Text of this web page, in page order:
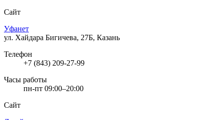
Сайт
Уфанет
ул. Хайдара Бигичева, 27Б, Казань
Телефон
+7 (843) 209-27-99
Часы работы
пн-пт 09:00–20:00
Сайт